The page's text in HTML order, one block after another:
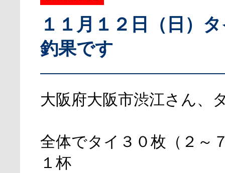
１１月１２日（日）
釣果です
大阪府大阪市渋江さん、
全体でタイ３０枚（２～
１杯